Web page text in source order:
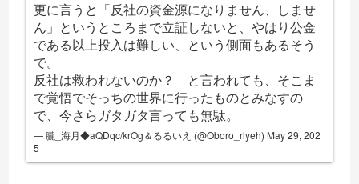
更に言うと「反社の資金源になりません、しませ
ん」というところまで立証しないと、やはり公金
である以上投入は難しい、という側面もあるそう
で。
反社は救われないのか？ と言われても、そこま
で覚悟でそっちの世界に行ったものとみなすの
で、今さらガタガタ言っても無駄。
— 朧_海月◆aQDqc/krOg＆るるいえ (@Oboro_rlyeh) May 29, 202
5